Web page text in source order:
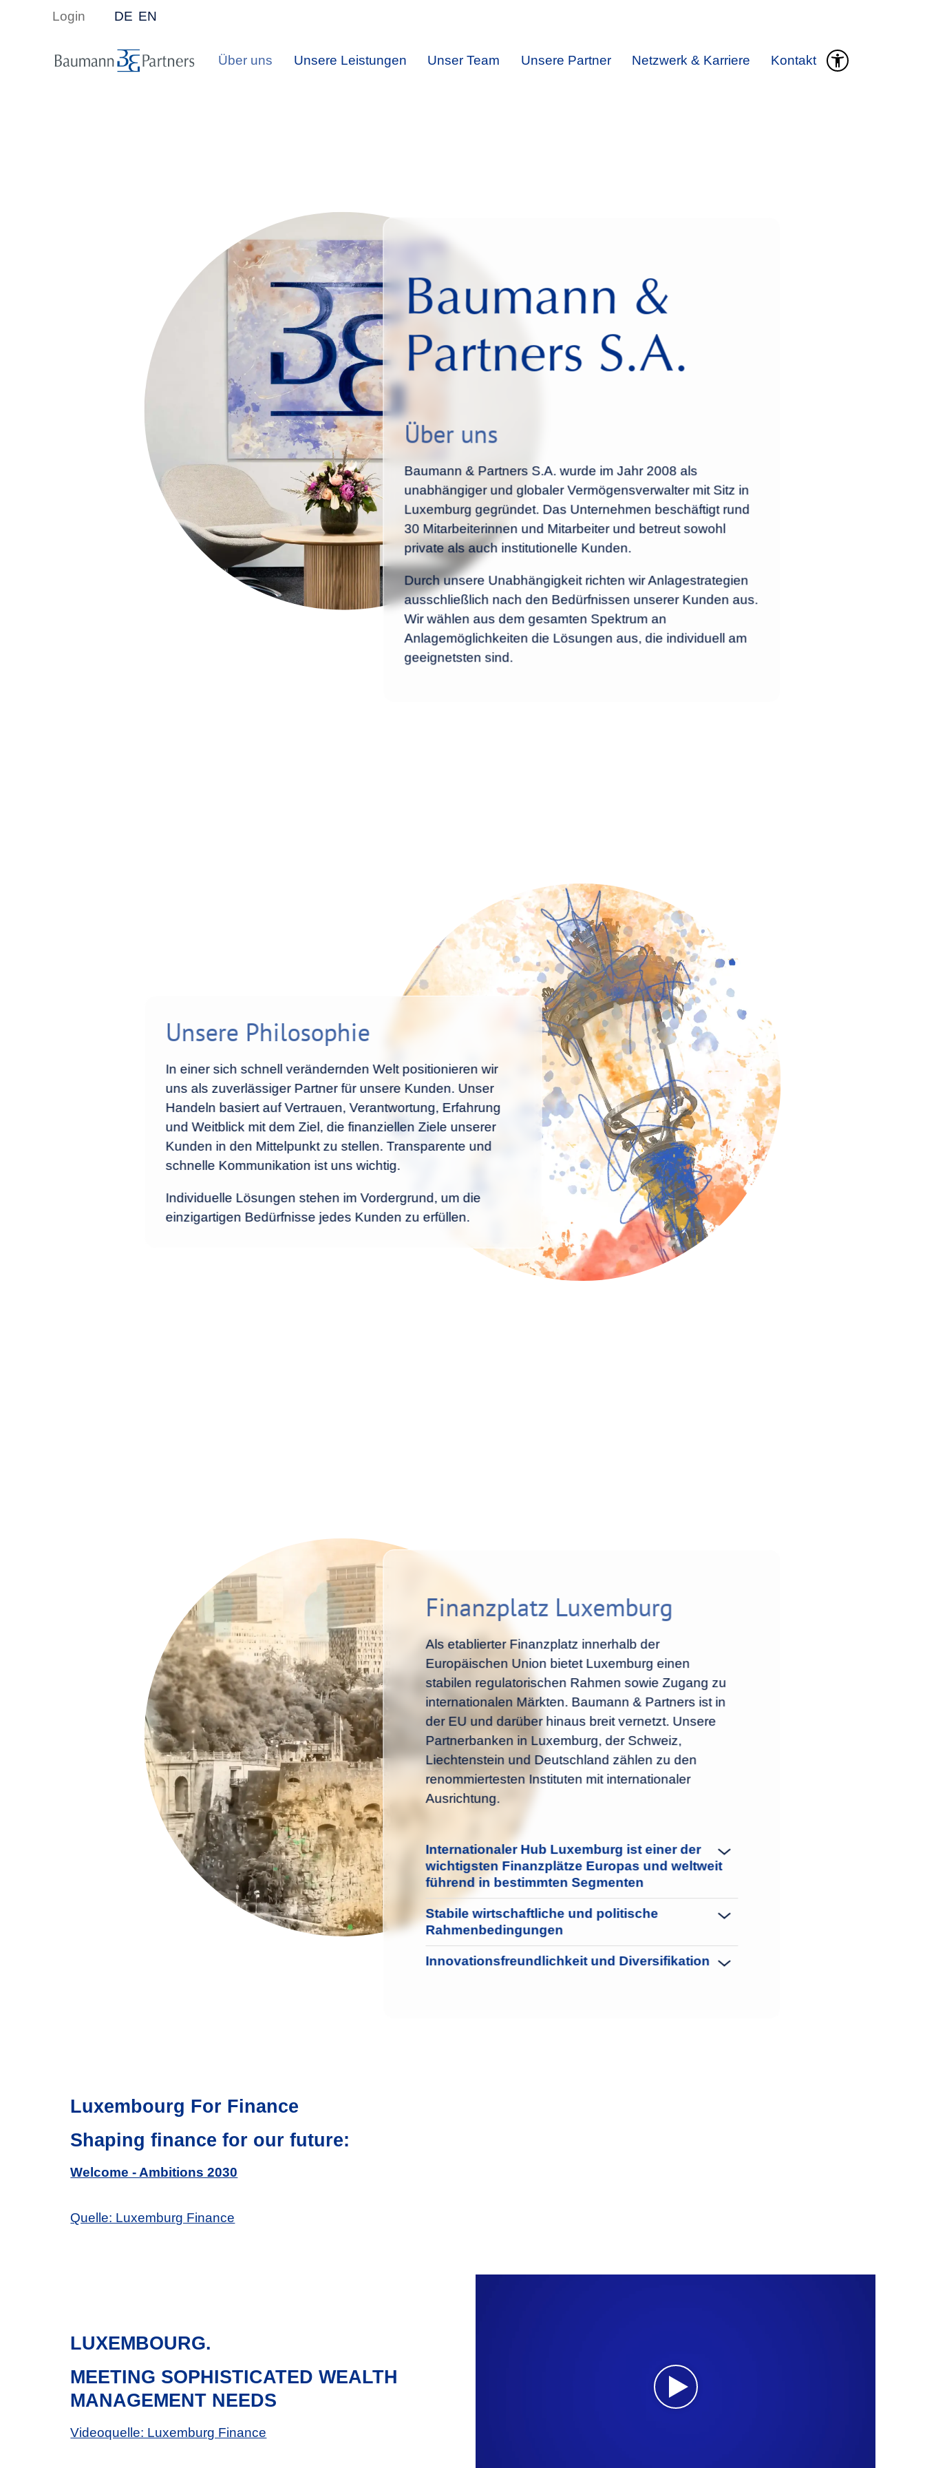
Login DE EN
Über uns Unsere Leistungen Unser Team Unsere Partner Netzwerk & Karriere Kontakt
Baumann &
Partners S.A.
Über uns
Baumann & Partners S.A. wurde im Jahr 2008 als
unabhängiger und globaler Vermögensverwalter mit Sitz in
Luxemburg gegründet. Das Unternehmen beschäftigt rund
30 Mitarbeiterinnen und Mitarbeiter und betreut sowohl
private als auch institutionelle Kunden.
Durch unsere Unabhängigkeit richten wir Anlagestrategien
ausschließlich nach den Bedürfnissen unserer Kunden aus.
Wir wählen aus dem gesamten Spektrum an
Anlagemöglichkeiten die Lösungen aus, die individuell am
geeignetsten sind.
Unsere Philosophie
In einer sich schnell verändernden Welt positionieren wir
uns als zuverlässiger Partner für unsere Kunden. Unser
Handeln basiert auf Vertrauen, Verantwortung, Erfahrung
und Weitblick mit dem Ziel, die finanziellen Ziele unserer
Kunden in den Mittelpunkt zu stellen. Transparente und
schnelle Kommunikation ist uns wichtig.
Individuelle Lösungen stehen im Vordergrund, um die
einzigartigen Bedürfnisse jedes Kunden zu erfüllen.
Finanzplatz Luxemburg
Als etablierter Finanzplatz innerhalb der
Europäischen Union bietet Luxemburg einen
stabilen regulatorischen Rahmen sowie Zugang zu
internationalen Märkten. Baumann & Partners ist in
der EU und darüber hinaus breit vernetzt. Unsere
Partnerbanken in Luxemburg, der Schweiz,
Liechtenstein und Deutschland zählen zu den
renommiertesten Instituten mit internationaler
Ausrichtung.
Internationaler Hub Luxemburg ist einer der
wichtigsten Finanzplätze Europas und weltweit
führend in bestimmten Segmenten
Stabile wirtschaftliche und politische
Rahmenbedingungen
Innovationsfreundlichkeit und Diversifikation
Luxembourg For Finance
Shaping finance for our future:
Welcome - Ambitions 2030
Quelle: Luxemburg Finance
LUXEMBOURG.
MEETING SOPHISTICATED WEALTH
MANAGEMENT NEEDS
Videoquelle: Luxemburg Finance